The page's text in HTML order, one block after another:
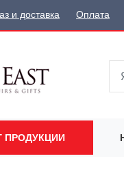
и доставка Оплата
ПРОДУКЦИИ